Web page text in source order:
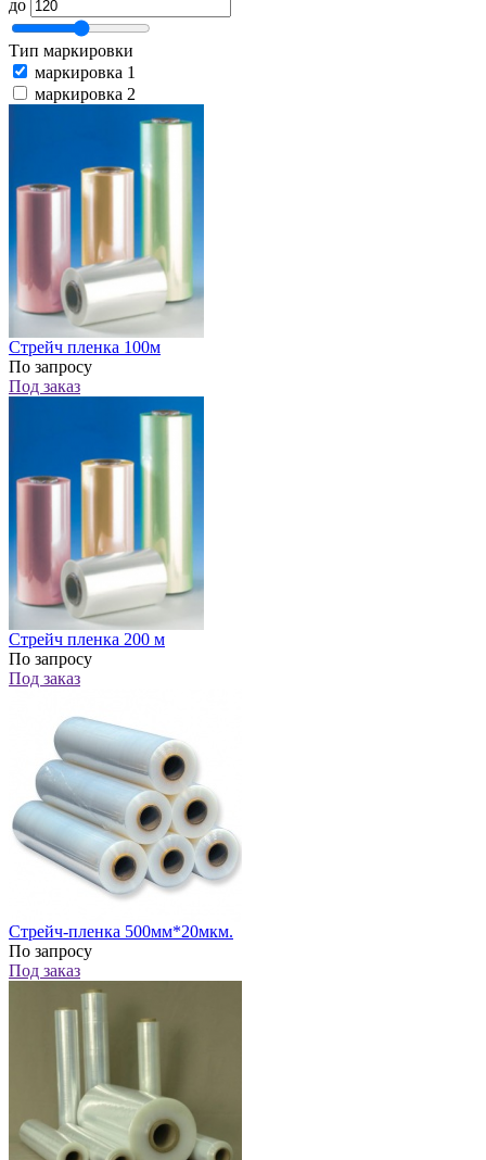
до
Тип маркировки
маркировка 1
маркировка 2
Стрейч пленка 100м
По запросу
Под заказ
Стрейч пленка 200 м
По запросу
Под заказ
Стрейч-пленка 500мм*20мкм.
По запросу
Под заказ